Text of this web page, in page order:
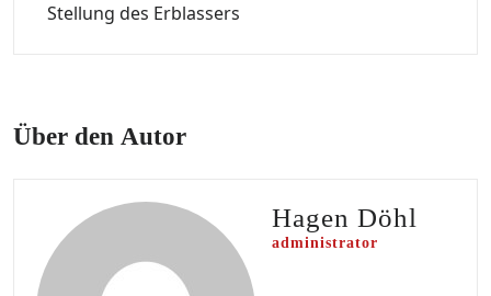
Stellung des Erblassers
Über den Autor
Hagen Döhl
administrator